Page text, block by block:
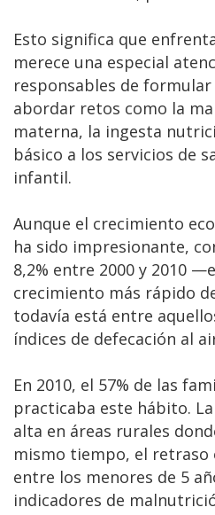
Esto significa que
merece una especial
responsables de
abordar retos como la
materna, la ingesta
básico a los servicios de
infantil.
Aunque el crecimiento
ha sido impresionante,
8,2% entre 2000 y 2010
crecimiento más rápido
todavía está entre
índices de defecación al
En 2010, el 57% de las
practicaba este hábito.
alta en áreas rurales
mismo tiempo, el retraso
entre los menores de 5
indicadores de